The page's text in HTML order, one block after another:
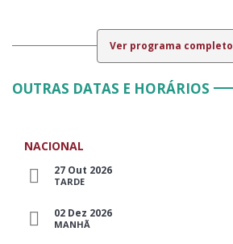
Ver programa completo
OUTRAS DATAS E HORÁRIOS
NACIONAL
27 Out 2026
TARDE
02 Dez 2026
MANHÃ